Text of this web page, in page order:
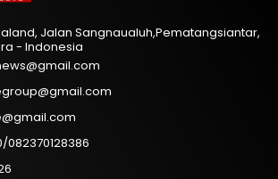
Jalan Sangnaualuh,Pematangsiantar,
- Indonesia
082370128386